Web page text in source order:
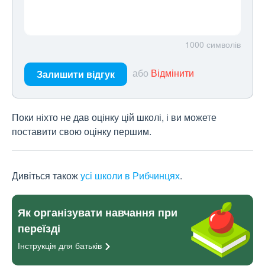
1000 символів
Залишити відгук або Відмінити
Поки ніхто не дав оцінку цій школі, і ви можете
поставити свою оцінку першим.
Дивіться такожусі школи в Рибчинцях.
Як організувати навчання при
переїзді
Інструкція для батьків